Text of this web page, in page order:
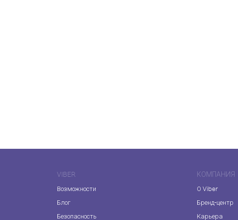
VIBER
Возможности
Блог
Безопасность
КОМПАНИЯ
О Viber
Бренд-центр
Карьера